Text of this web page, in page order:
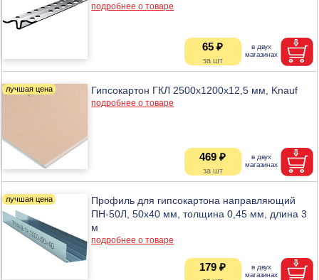
подробнее о товаре
65 ₽
Гипсокартон ГКЛ 2500x1200x12,5 мм, Knauf
подробнее о товаре
469 ₽
Профиль для гипсокартона направляющий
ПН-50Л, 50х40 мм, толщина 0,45 мм, длина 3
м
подробнее о товаре
179 ₽